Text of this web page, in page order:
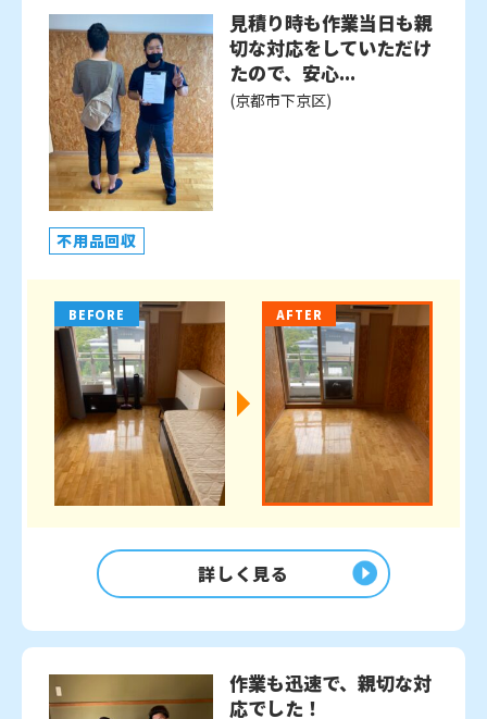
見積り時も作業当日も親
切な対応をしていただけ
たので、安心...
(京都市下京区)
不用品回収
BEFORE AFTER
詳しく見る
作業も迅速で、親切な対
応でした！